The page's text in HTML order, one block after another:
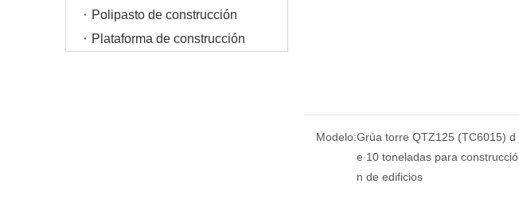
Polipasto de construcción
Plataforma de construcción
Modelo:Grúa torre QTZ125 (TC6015) d
e 10 toneladas para construcció
n de edificios